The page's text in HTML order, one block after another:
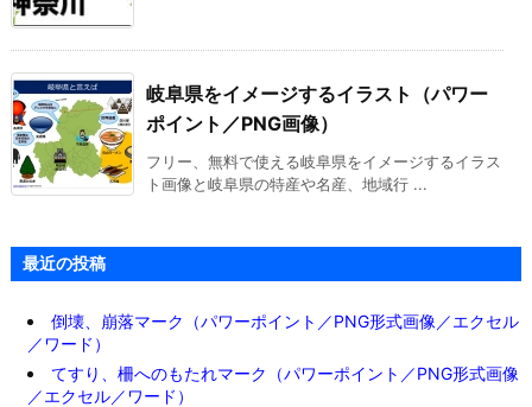
岐阜県をイメージするイラスト（パワー
ポイント／PNG画像）
フリー、無料で使える岐阜県をイメージするイラス
ト画像と岐阜県の特産や名産、地域行 ...
最近の投稿
倒壊、崩落マーク（パワーポイント／PNG形式画像／エクセル
／ワード）
てすり、柵へのもたれマーク（パワーポイント／PNG形式画像
／エクセル／ワード）